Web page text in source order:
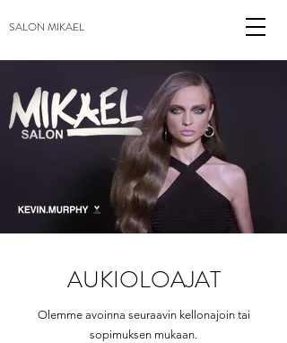
SALON MIKAEL
AUKIOLOAJAT
Olemme avoinna seuraavin kellonajoin tai
sopimuksen mukaan.